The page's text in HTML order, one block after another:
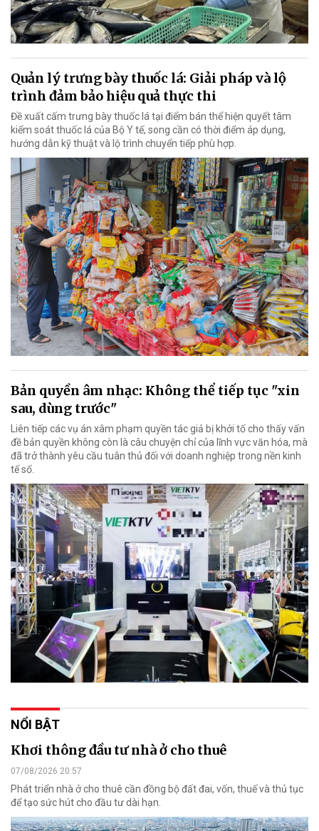
Quản lý trưng bày thuốc lá: Giải pháp và lộ
trình đảm bảo hiệu quả thực thi
Đề xuất cấm trưng bày thuốc lá tại điểm bán thể hiện quyết tâm
kiểm soát thuốc lá của Bộ Y tế, song cần có thời điểm áp dụng,
hướng dẫn kỹ thuật và lộ trình chuyển tiếp phù hợp.
Bản quyền âm nhạc: Không thể tiếp tục "xin
sau, dùng trước"
Liên tiếp các vụ án xâm phạm quyền tác giả bị khởi tố cho thấy vấn
đề bản quyền không còn là câu chuyện chỉ của lĩnh vực văn hóa, mà
đã trở thành yêu cầu tuân thủ đối với doanh nghiệp trong nền kinh
tế số.
NỔI BẬT
Khơi thông đầu tư nhà ở cho thuê
07/08/2026 20:57
Phát triển nhà ở cho thuê cần đồng bộ đất đai, vốn, thuế và thủ tục
để tạo sức hút cho đầu tư dài hạn.